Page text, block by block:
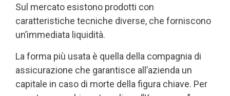
Sul mercato esistono prodotti con
caratteristiche tecniche diverse, che forniscono
un’immediata liquidità.
La forma più usata è quella della compagnia di
assicurazione che garantisce all’azienda un
capitale in caso di morte della figura chiave. Per